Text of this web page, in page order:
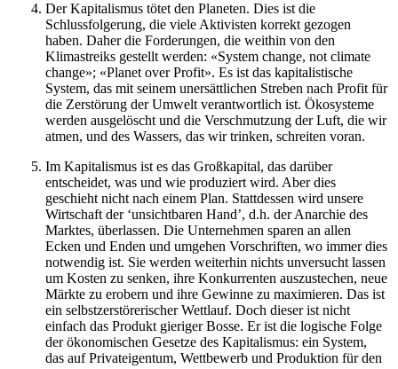
Der Kapitalismus tötet den Planeten. Dies ist die
Schlussfolgerung, die viele Aktivisten korrekt gezogen
haben. Daher die Forderungen, die weithin von den
Klimastreiks gestellt werden: «System change, not climate
change»; «Planet over Profit». Es ist das kapitalistische
System, das mit seinem unersättlichen Streben nach Profit für
die Zerstörung der Umwelt verantwortlich ist. Ökosysteme
werden ausgelöscht und die Verschmutzung der Luft, die wir
atmen, und des Wassers, das wir trinken, schreiten voran.
Im Kapitalismus ist es das Großkapital, das darüber
entscheidet, was und wie produziert wird. Aber dies
geschieht nicht nach einem Plan. Stattdessen wird unsere
Wirtschaft der ‘unsichtbaren Hand’, d.h. der Anarchie des
Marktes, überlassen. Die Unternehmen sparen an allen
Ecken und Enden und umgehen Vorschriften, wo immer dies
notwendig ist. Sie werden weiterhin nichts unversucht lassen
um Kosten zu senken, ihre Konkurrenten auszustechen, neue
Märkte zu erobern und ihre Gewinne zu maximieren. Das ist
ein selbstzerstörerischer Wettlauf. Doch dieser ist nicht
einfach das Produkt gieriger Bosse. Er ist die logische Folge
der ökonomischen Gesetze des Kapitalismus: ein System,
das auf Privateigentum, Wettbewerb und Produktion für den